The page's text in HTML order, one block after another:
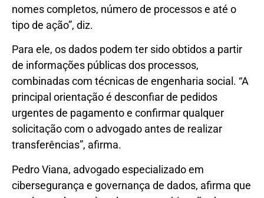
nomes completos, número de processos e até o
tipo de ação”, diz.
Para ele, os dados podem ter sido obtidos a partir
de informações públicas dos processos,
combinadas com técnicas de engenharia social. “A
principal orientação é desconfiar de pedidos
urgentes de pagamento e confirmar qualquer
solicitação com o advogado antes de realizar
transferências”, afirma.
Pedro Viana, advogado especializado em
cibersegurança e governança de dados, afirma que